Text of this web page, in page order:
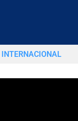
INTERNACIONAL